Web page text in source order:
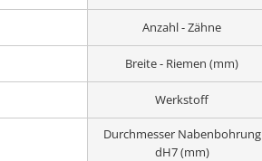
Anzahl - Zähne
Breite - Riemen (mm)
Werkstoff
Durchmesser Nabenbohrung
dH7 (mm)